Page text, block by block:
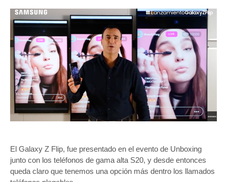
El Galaxy Z Flip, fue presentado en el evento de Unboxing
junto con los teléfonos de gama alta S20, y desde entonces
queda claro que tenemos una opción más dentro los llamados